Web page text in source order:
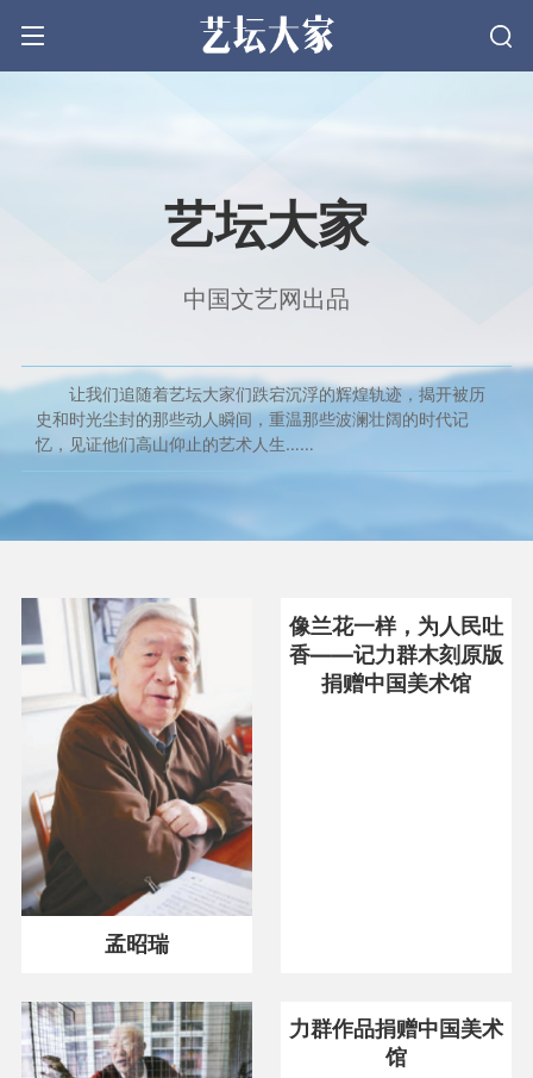
戏剧
电影
音乐
美术
曲艺
舞蹈
民间文艺
摄影
艺坛大家
中国文艺网出品
让我们追随着艺坛大家们跌宕沉浮的辉煌轨迹，揭开被历
史和时光尘封的那些动人瞬间，重温那些波澜壮阔的时代记
忆，见证他们高山仰止的艺术人生……
孟昭瑞
像兰花一样，为人民吐
香——记力群木刻原版
捐赠中国美术馆
力群作品捐赠中国美术
馆